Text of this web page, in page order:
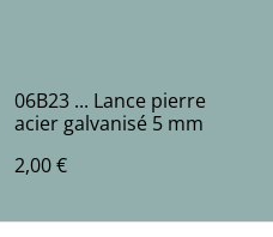
06B23 ... Lance pierre
acier galvanisé 5 mm
2,00 €